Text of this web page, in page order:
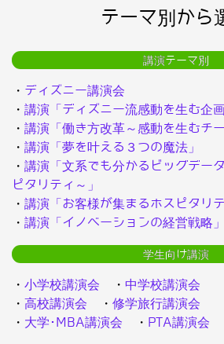
テーマ別から
講演テーマ別
・ ディズニー講演会
・ 講演「ディズニー流感動を生む企
・ 講演「働き方改革～感動を生むチ
・ 講演「夢を叶える３つの魔法」
・ 講演「文系でも分かるビッグデー
ピタリティ～」
・ 講演「お客様が集まるホスピタリテ
・ 講演「イノベーションの経営戦略」
学生向け講演
・ 小学校講演会 ・ 中学校講演会
・ 高校講演会 ・ 修学旅行講演会
・ 大学･MBA講演会 ・ PTA講演会